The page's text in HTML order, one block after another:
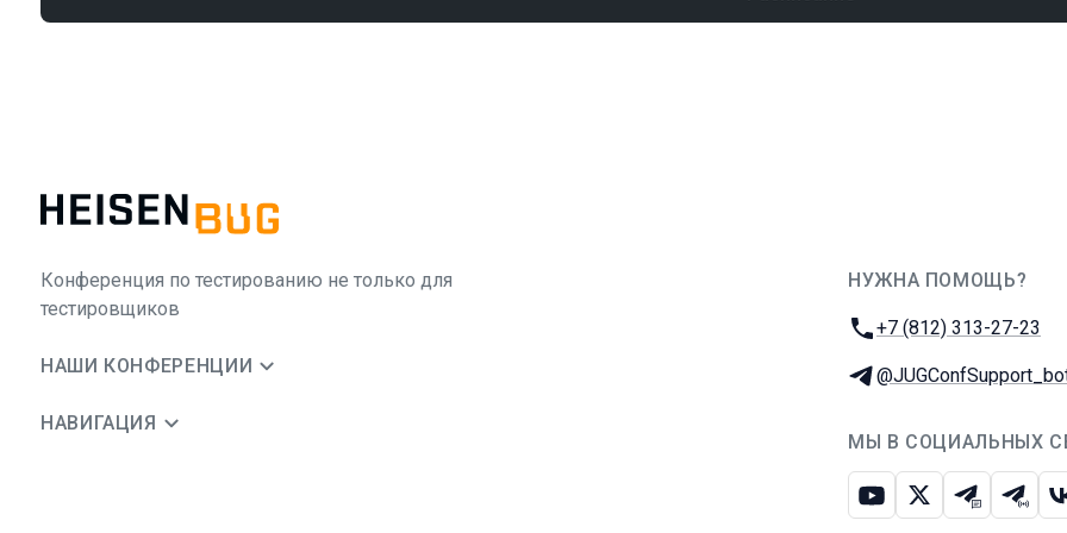
Конференция по тестированию не только для
тестировщиков
НАШИ КОНФЕРЕНЦИИ
НАВИГАЦИЯ
НУЖНА ПОМОЩЬ?
Телефон:
+7 (812) 313-27-23
Телеграм:
МЫ В СОЦИАЛЬНЫХ
ЮтубИкс Телеграм-